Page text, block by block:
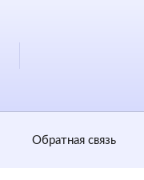
Обратная cвязь